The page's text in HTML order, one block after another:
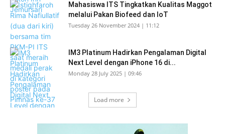
Mahasiswa ITS Tingkatkan Kualitas Maggot
melalui Pakan Biofeed dan IoT
Tuesday 26 November 2024 | 11:12
IM3 Platinum Hadirkan Pengalaman Digital
Next Level dengan iPhone 16 di...
Monday 28 July 2025 | 09:46
Load more